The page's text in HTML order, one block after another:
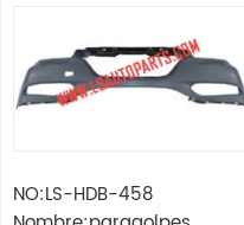
NO:LS-HDB-458